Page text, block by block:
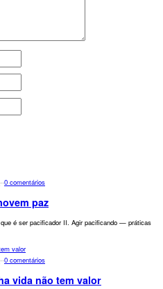
··0 comentários
paz
é ser pacificador II. Agir pacificando — práticas
··0 comentários
vida não tem valor